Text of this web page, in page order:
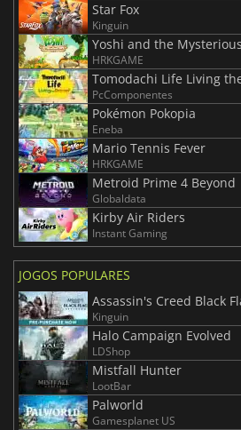
Star Fox
Kinguin
Yoshi and the
HRKGAME
Tomodachi Life Living
PcComponentes
Pokémon Pokopia
Eneba
Mario Tennis Fever
HRKGAME
Metroid Prime 4 Beyond
Globaldata
Kirby Air Riders
Instant Gaming
JOGOS POPULARES
Assassin's Creed Black
Kinguin
Halo Campaign Evolved
LDShop
Mistfall Hunter
LootBar
Palworld
Gamesplanet US